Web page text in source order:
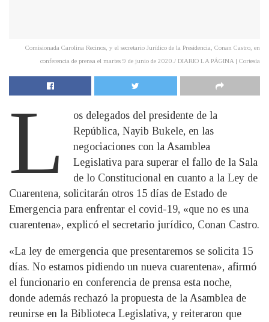
Comisionada Carolina Recinos, y el secretario Jurídico de la Presidencia, Conan Castro, en
conferencia de prensa el martes 9 de junio de 2020./ DIARIO LA PÁGINA | Cortesía
L
os delegados del presidente de la
República, Nayib Bukele, en las
negociaciones con la Asamblea
Legislativa para superar el fallo de la Sala
de lo Constitucional en cuanto a la Ley de
Cuarentena, solicitarán otros 15 días de Estado de
Emergencia para enfrentar el covid-19, «que no es una
cuarentena», explicó el secretario jurídico, Conan Castro.
«La ley de emergencia que presentaremos se solicita 15
días. No estamos pidiendo un nueva cuarentena», afirmó
el funcionario en conferencia de prensa esta noche,
donde además rechazó la propuesta de la Asamblea de
reunirse en la Biblioteca Legislativa, y reiteraron que